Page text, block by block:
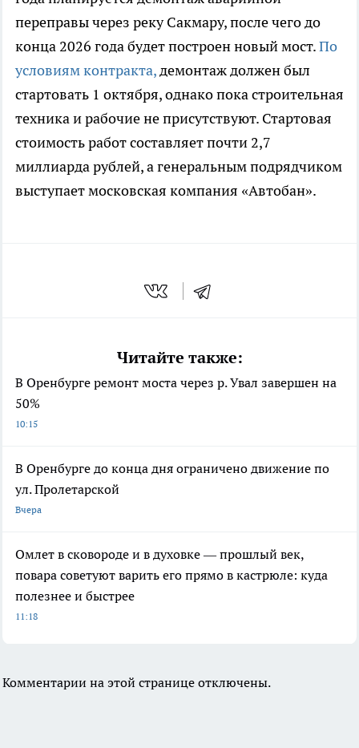
переправы через реку Сакмару, после чего до
конца 2026 года будет построен новый мост.По
условиям контракта,демонтаж должен был
стартовать 1 октября, однако пока строительная
техника и рабочие не присутствуют. Стартовая
стоимость работ составляет почти 2,7
миллиарда рублей, а генеральным подрядчиком
выступает московская компания «Автобан».
Читайте также:
В Оренбурге ремонт моста через р. Увал завершен на
50%
10:15
В Оренбурге до конца дня ограничено движение по
ул. Пролетарской
Вчера
Омлет в сковороде и в духовке — прошлый век,
повара советуют варить его прямо в кастрюле: куда
полезнее и быстрее
11:18
Комментарии на этой странице отключены.